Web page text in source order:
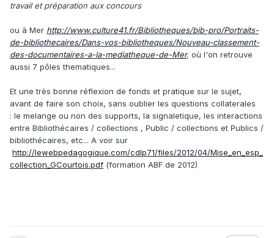
travail et préparation aux concours
ou à Mer http://www.culture41.fr/Bibliotheques/bib-pro/Portraits-
de-bibliothecaires/Dans-vos-bibliotheques/Nouveau-classement-
des-documentaires-a-la-mediatheque-de-Mer, où l'on retrouve
aussi 7 pôles thematiques...
Et une très bonne réflexion de fonds et pratique sur le sujet,
avant de faire son choix, sans oublier les questions collaterales
: le melange ou non des supports, la signaletique, les interactions
entre Bibliothécaires / collections , Public / collections et Publics /
bibliothécaires, etc... A voir sur
http://lewebpedagogique.com/cdlp71/files/2012/04/Mise_en_esp_
collection_GCourtois.pdf (formation ABF de 2012)